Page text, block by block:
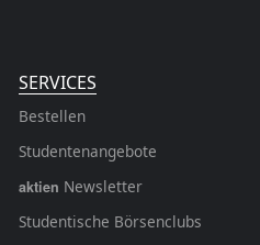
SERVICES
Bestellen
Studentenangebote
aktien Newsletter
Studentische Börsenclubs